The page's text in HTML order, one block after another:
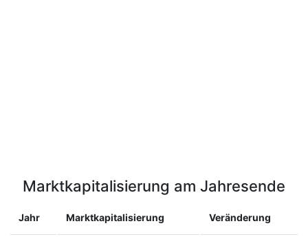
Marktkapitalisierung am Jahresende
Jahr Marktkapitalisierung Veränderung